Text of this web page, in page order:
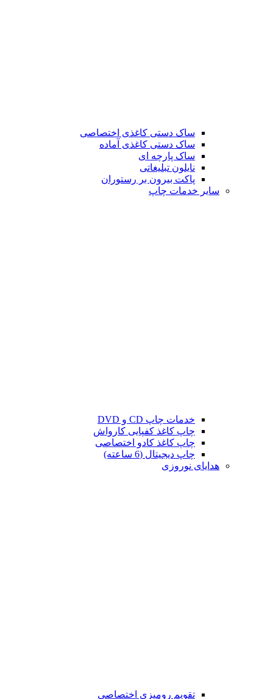
ساک دستی کاغذی اختصاصی
ساک دستی کاغذی آماده
ساک پارچه ای
نایلون تبلیغاتی
پاکت بیرون بر رستوران
سایر خدمات چاپ
خدمات چاپ CD و DVD
چاپ کاغذ کفپایی کارواش
چاپ کاغذ کادو اختصاصی
چاپ دیجیتال (6 ساعته)
هدایای نوروزی
تقویم رومیزی اختصاصی